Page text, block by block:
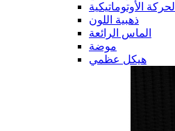
الحركة الأوتوماتيكية
ذهبية اللون
الماس الرائعة
موضة
هيكل عظمي